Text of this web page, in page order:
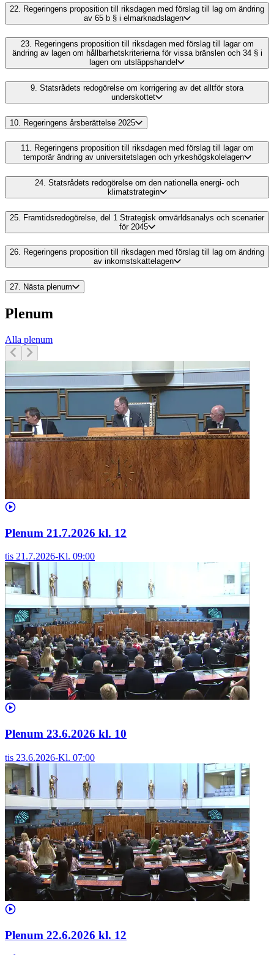
22. Regeringens proposition till riksdagen med förslag till lag om ändring
av 65 b § i elmarknadslagen
23. Regeringens proposition till riksdagen med förslag till lagar om
ändring av lagen om hållbarhetskriterierna för vissa bränslen och 34 § i
lagen om utsläppshandel
9. Statsrådets redogörelse om korrigering av det alltför stora
underskottet
10. Regeringens årsberättelse 2025
11. Regeringens proposition till riksdagen med förslag till lagar om
temporär ändring av universitetslagen och yrkeshögskolelagen
24. Statsrådets redogörelse om den nationella energi- och
klimatstrategin
25. Framtidsredogörelse, del 1 Strategisk omvärldsanalys och scenarier
för 2045
26. Regeringens proposition till riksdagen med förslag till lag om ändring
av inkomstskattelagen
27. Nästa plenum
Plenum
Alla plenum
Plenum 21.7.2026 kl. 12
tis 21.7.2026-Kl. 09:00
Plenum 23.6.2026 kl. 10
tis 23.6.2026-Kl. 07:00
Plenum 22.6.2026 kl. 12